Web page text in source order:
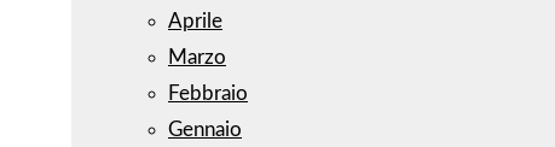
Aprile
Marzo
Febbraio
Gennaio